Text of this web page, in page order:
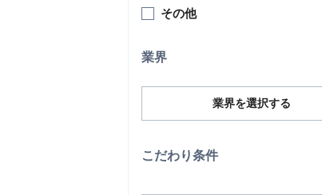
その他
業界
業界を選択する
こだわり条件